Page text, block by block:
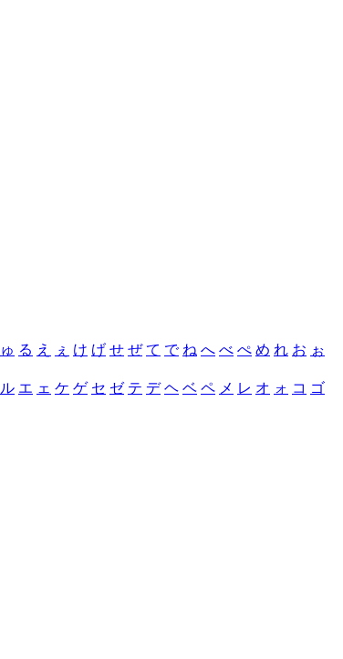
ゅ る え ぇ け げ せ ぜ て で ね へ べ ぺ め れ お ぉ
ル エ ェ ケ ゲ セ ゼ テ デ ヘ ベ ペ メ レ オ ォ コ ゴ